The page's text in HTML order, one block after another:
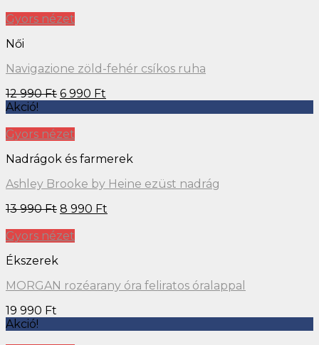
Gyors nézet
Női
Navigazione zöld-fehér csíkos ruha
12 990Ft 6 990 Ft
Akció!
Gyors nézet
Nadrágok és farmerek
Ashley Brooke by Heine ezüst nadrág
13 990Ft 8 990 Ft
Gyors nézet
Ékszerek
MORGAN rozéarany óra feliratos óralappal
19 990 Ft
Akció!